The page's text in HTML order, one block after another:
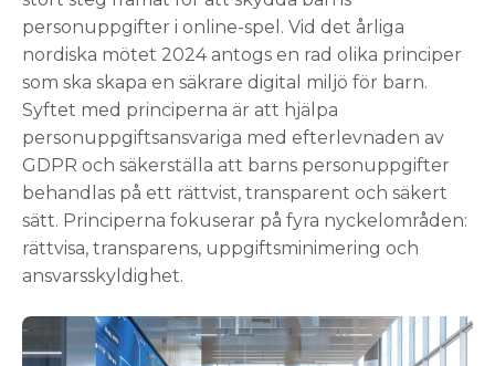
personuppgifter i online-spel. Vid det årliga
nordiska mötet 2024 antogs en rad olika principer
som ska skapa en säkrare digital miljö för barn.
Syftet med principerna är att hjälpa
personuppgiftsansvariga med efterlevnaden av
GDPR och säkerställa att barns personuppgifter
behandlas på ett rättvist, transparent och säkert
sätt. Principerna fokuserar på fyra nyckelområden:
rättvisa, transparens, uppgiftsminimering och
ansvarsskyldighet.